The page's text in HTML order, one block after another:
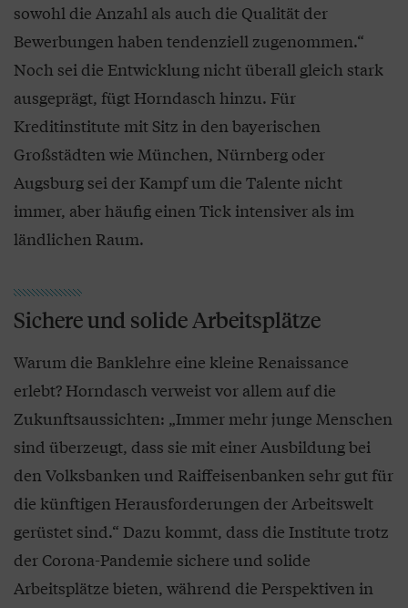
sowohl die Anzahl als auch die Qualität der
Bewerbungen haben tendenziell zugenommen.“
Noch sei die Entwicklung nicht überall gleich stark
ausgeprägt, fügt Horndasch hinzu. Für
Kreditinstitute mit Sitz in den bayerischen
Großstädten wie München, Nürnberg oder
Augsburg sei der Kampf um die Talente nicht
immer, aber häufig einen Tick intensiver als im
ländlichen Raum.
Sichere und solide Arbeitsplätze
Warum die Banklehre eine kleine Renaissance
erlebt? Horndasch verweist vor allem auf die
Zukunftsaussichten: „Immer mehr junge Menschen
sind überzeugt, dass sie mit einer Ausbildung bei
den Volksbanken und Raiffeisenbanken sehr gut für
die künftigen Herausforderungen der Arbeitswelt
gerüstet sind.“ Dazu kommt, dass die Institute trotz
der Corona-Pandemie sichere und solide
Arbeitsplätze bieten, während die Perspektiven in